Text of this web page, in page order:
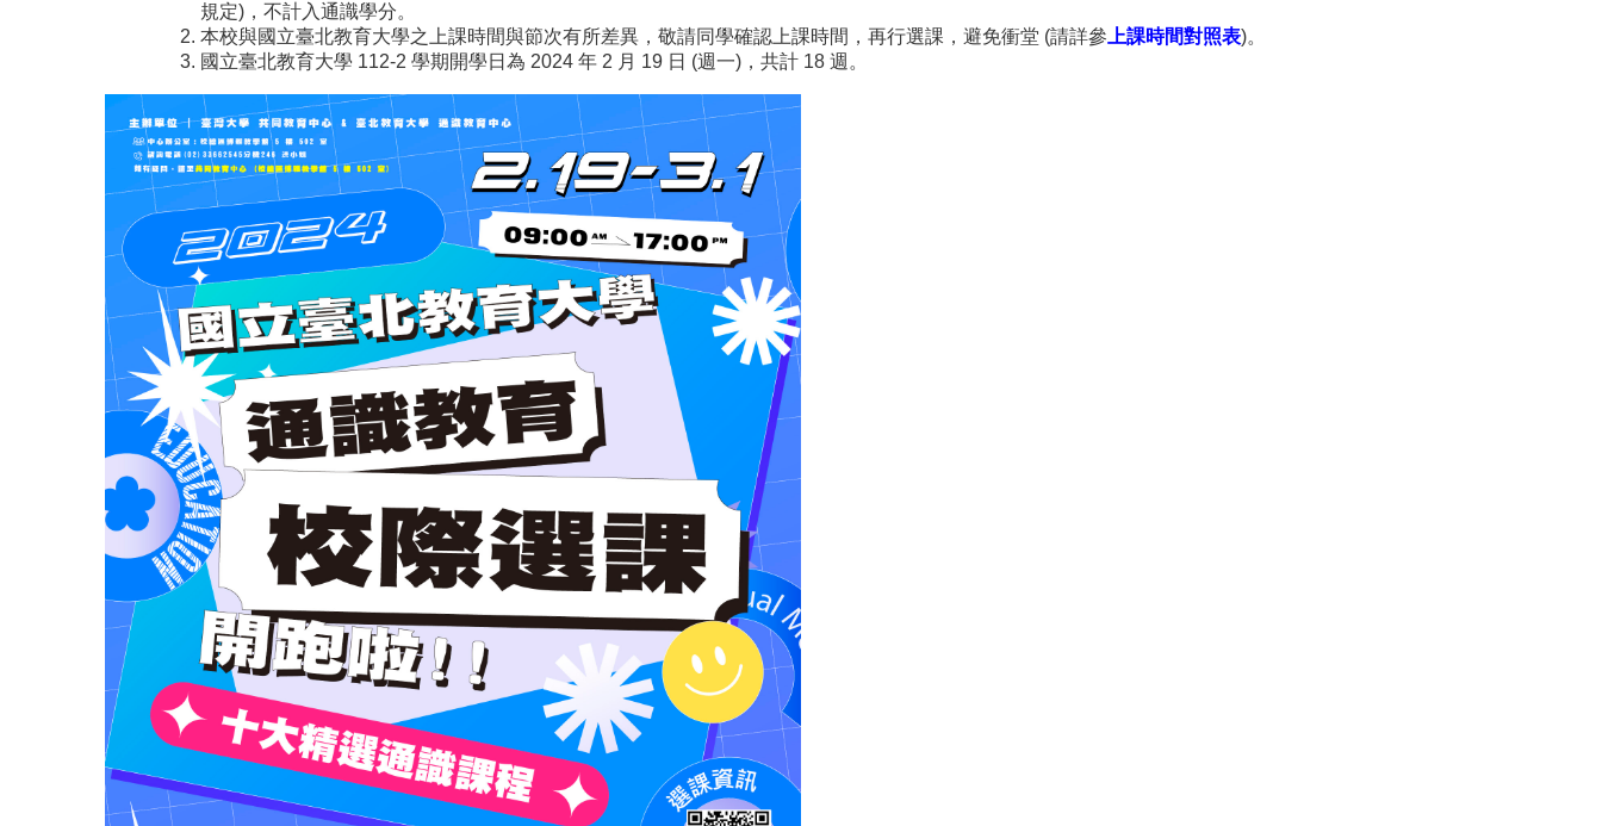
規定)，不計入通識學分。
本校與國立臺北教育大學之上課時間與節次有所差異，敬請同學確認上課時間，再行選課，避免衝堂 (請詳參 上課時間對照表)。
國立臺北教育大學 112-2 學期開學日為 2024 年 2 月 19 日 (週一)，共計 18 週。